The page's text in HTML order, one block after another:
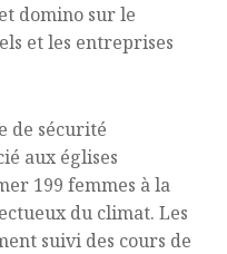
domino sur le
et les entreprises
de sécurité
aux églises
199 femmes à la
du climat. Les
suivi des cours de